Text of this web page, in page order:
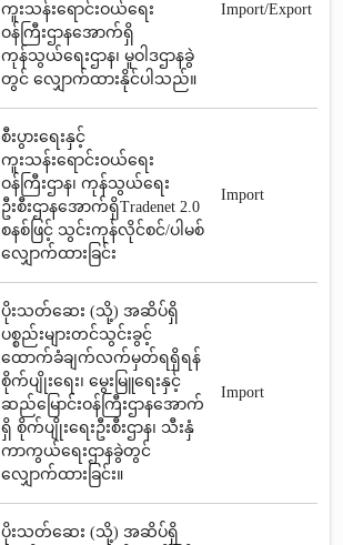
ကူးသန်းရောင်းဝယ်ရေး
ဝန်ကြီးဌာနအောက်ရှိ
ကုန်သွယ်ရေးဌာန၊ မူဝါဒဌာနခွဲ
တွင် လျှောက်ထားနိုင်ပါသည်။
Import/Export
စီးပွားရေးနှင့်
ကူးသန်းရောင်းဝယ်ရေး
ဝန်ကြီးဌာန၊ ကုန်သွယ်ရေး
ဦးစီးဌာနအောက်ရှိTradenet 2.0
စနစ်ဖြင့် သွင်းကုန်လိုင်စင်/ပါမစ်
လျှောက်ထားခြင်း
Import
ပိုးသတ်ဆေး (သို့) အဆိပ်ရှိ
ပစ္စည်းများတင်သွင်းခွင့်
ထောက်ခံချက်လက်မှတ်ရရှိရန်
စိုက်ပျိုးရေး၊ မွေးမြူရေးနှင့်
ဆည်မြောင်းဝန်ကြီးဌာနအောက်
ရှိ စိုက်ပျိုးရေးဦးစီးဌာန၊ သီးနှံ
ကာကွယ်ရေးဌာနခွဲတွင်
လျှောက်ထားခြင်း။
Import
ပိုးသတ်ဆေး (သို့) အဆိပ်ရှိ